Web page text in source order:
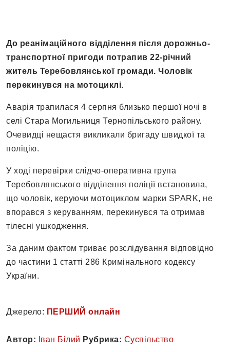
До реанімаційного відділення після дорожньо-
транспортної пригоди потрапив 22-річний
житель Теребовлянської громади. Чоловік
перекинувся на мотоциклі.
Аварія трапилася 4 серпня близько першої ночі в
селі Стара Могильниця Тернопільського району.
Очевидці нещастя викликали бригаду швидкої та
поліцію.
У ході перевірки слідчо-оперативна група
Теребовлянського відділення поліції встановила,
що чоловік, керуючи мотоциклом марки SPARK, не
впорався з керуванням, перекинувся та отримав
тілесні ушкодження.
За даним фактом триває розслідування відповідно
до частини 1 статті 286 Кримінального кодексу
України.
Джерело: ПЕРШИЙ онлайн
Автор: Іван Білий Рубрика: Суспільство